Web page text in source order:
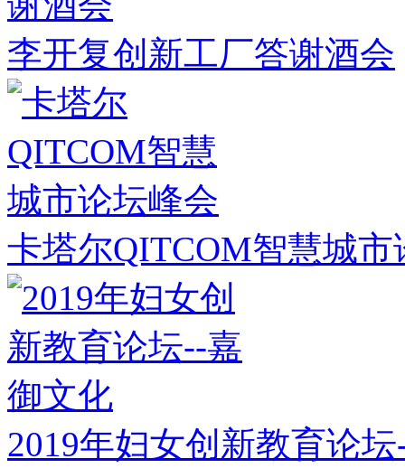
李开复创新工厂答谢酒会
卡塔尔QITCOM智慧城市
2019年妇女创新教育论